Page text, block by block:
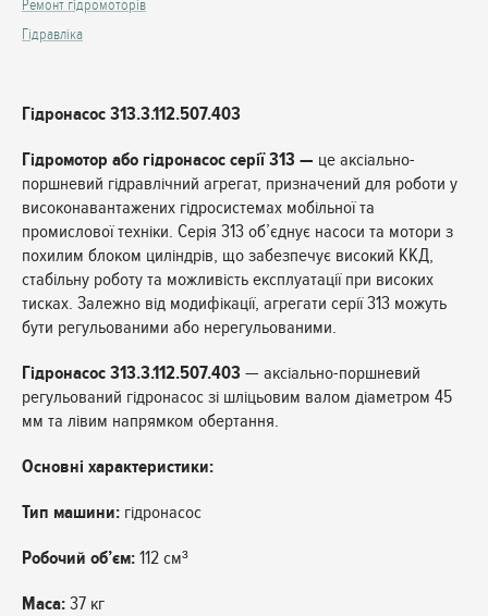
Ремонт гідромоторів
Гідравліка
Гідронасос 313.3.112.507.403
Гідромотор або гідронасос серії 313 — це аксіально-
поршневий гідравлічний агрегат, призначений для роботи у
високонавантажених гідросистемах мобільної та
промислової техніки. Серія 313 об’єднує насоси та мотори з
похилим блоком циліндрів, що забезпечує високий ККД,
стабільну роботу та можливість експлуатації при високих
тисках. Залежно від модифікації, агрегати серії 313 можуть
бути регульованими або нерегульованими.
Гідронасос 313.3.112.507.403 — аксіально-поршневий
регульований гідронасос зі шліцьовим валом діаметром 45
мм та лівим напрямком обертання.
Основні характеристики:
Тип машини: гідронасос
Робочий об’єм: 112 см³
Маса: 37 кг